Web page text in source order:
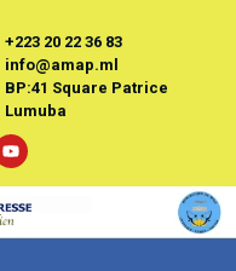
+223 20 22 36 83
info@amap.ml
BP:41 Square Patrice
Lumuba